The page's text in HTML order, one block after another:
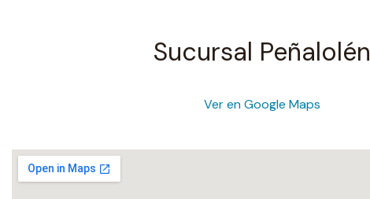
Sucursal Peñalolén
Ver en Google Maps